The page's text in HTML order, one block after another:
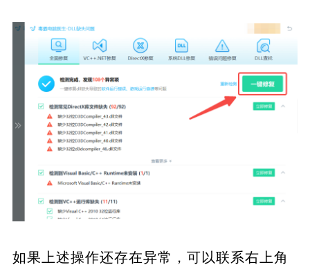
如果上述操作还存在异常，可以联系右上角